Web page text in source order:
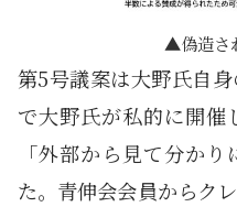
偽造さ
第5号議案は大野氏自
で大野氏が私的に開催
「外部から見て分か
た。青伸会会員からク